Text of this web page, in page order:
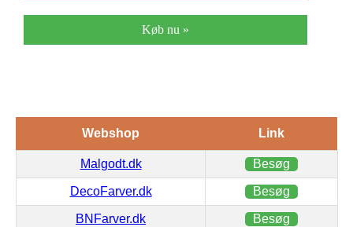
Køb nu »
Webshop Link
Malgodt.dk Besøg
DecoFarver.dk Besøg
BNFarver.dk Besøg